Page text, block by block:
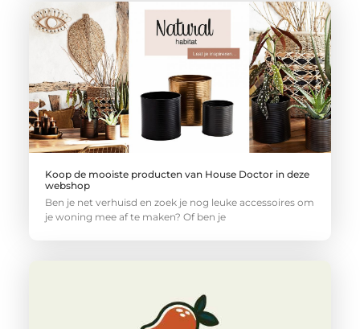
Koop de mooiste producten van House Doctor in deze
webshop
Ben je net verhuisd en zoek je nog leuke accessoires om
je woning mee af te maken? Of ben je